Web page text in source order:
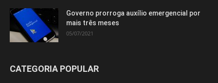
Governo prorroga auxílio emergencial por
mais três meses
05/07/2021
CATEGORIA POPULAR